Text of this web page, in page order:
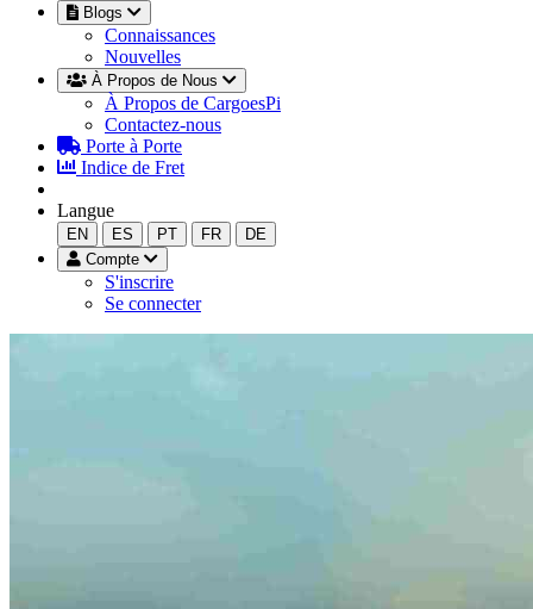
Blogs
Connaissances
Nouvelles
À Propos de Nous
À Propos de CargoesPi
Contactez-nous
Porte à Porte
Indice de Fret
Langue
EN ES PT FR
DE
Compte
S'inscrire
Se connecter